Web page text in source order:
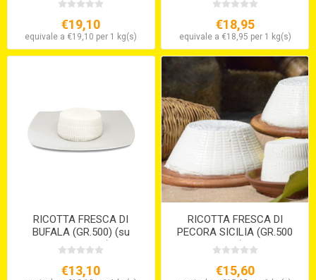
€19,10
equivale a €19,10 per 1 kg(s)
€18,95
equivale a €18,95 per 1 kg(s)
RICOTTA FRESCA DI
BUFALA (GR.500) (su
ordinazione)
€13,10
RICOTTA FRESCA DI
PECORA SICILIA (GR.500
ca.)
€15,60